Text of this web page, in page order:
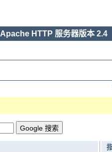
Apache HTTP 服务器版本 2.4